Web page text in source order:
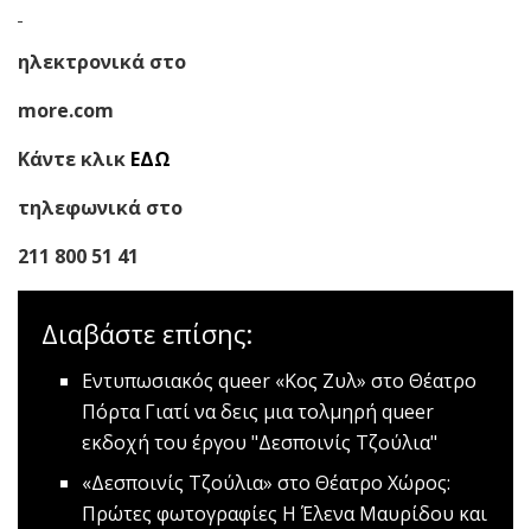
ηλεκτρονικά στο
more.com
Κάντε κλικ ΕΔΩ
τηλεφωνικά στο
211 800 51 41
Διαβάστε επίσης:
Εντυπωσιακός queer «Κος Ζυλ» στο Θέατρο
ΠόρταΓιατί να δεις μια τολμηρή queer
εκδοχή του έργου "Δεσποινίς Τζούλια"
«Δεσποινίς Τζούλια» στο Θέατρο Χώρος:
Πρώτες φωτογραφίες Η Έλενα Μαυρίδου και